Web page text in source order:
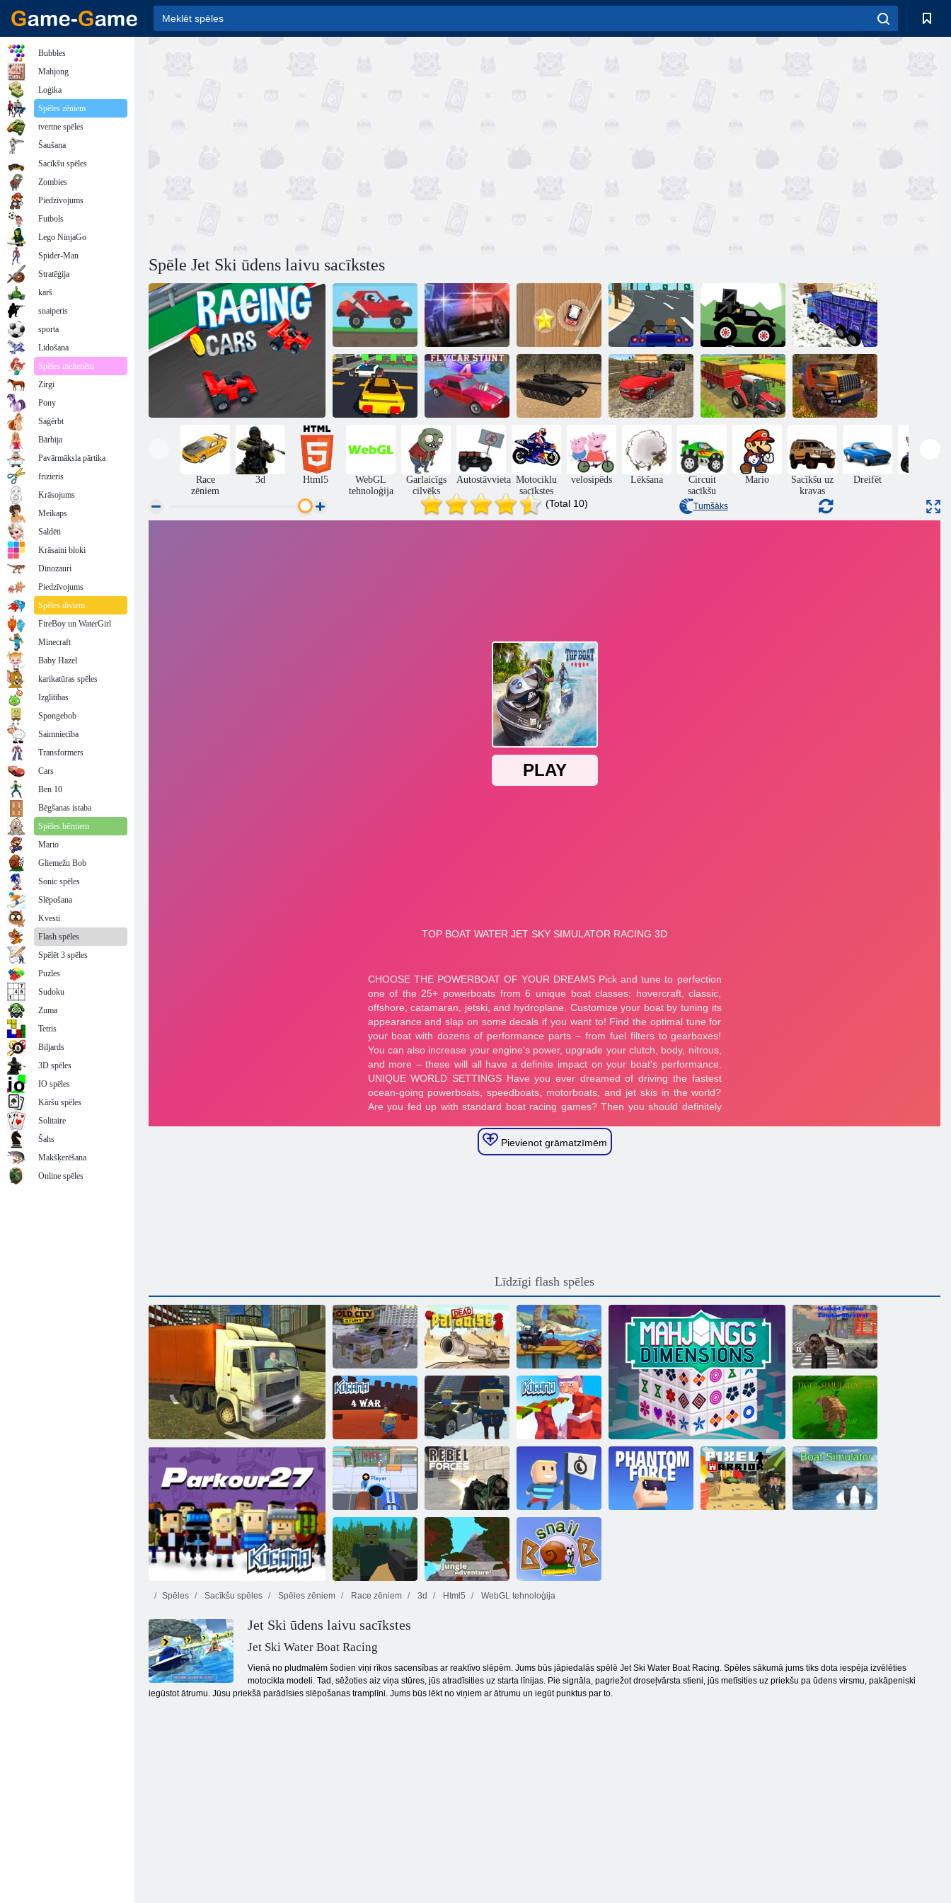
Spēle Jet Ski ūdens laivu sacīkstes
Augstas
sacīkstes 2
Vajāšana uz ielas
Mini sacīkšu
skriešanās
Slepkava Racer
Monster Truck
Meža Piegāde
Kravas
automašīna 18
Lego
Fly Car triks 4
Tvertnes
Īsta triku drifta
automašīnas
vadīšana 3d
Lauku
saimniecības
pilsēta
Bezceļu kravas
automašīnu
simulatora kalnā
kāpšana
Race
zēniem
3d Html5
WebGL
tehnoloģija
Garlaicīgs
cilvēks
Autostāvvieta Motociklu
sacīkstes
velosipēds Lēkšana
Circuit
sacīkšu
Mario
Sacīkšu uz
kravas
Dreifēt
(Total 10) Tumšāks
Pievienot grāmatzīmēm
Līdzīgi flash spēles
Īsts pilsētas kravas automašīnas simulators
Vecpilsētas triks Miris paradīze 3
Automašīna ēd
Car Sea
Adventure
Maskēts spēki:
Zombie Survival
Kogama: 4 karš
Kigama
slēpošanas lekt!
Kogama:
Ziemassvētku
parks
Tīģera
simulators 3D
Caurums. io
Nemiernieku
spēki
Kogama:
Sasniedziet
karogu
Pikseļu
izdzīvošana
Spēles Sacīkšu spēles Spēles zēniem Race zēniem 3d Html5 WebGL tehnoloģija
Jet Ski ūdens laivu sacīkstes
Jet Ski Water Boat Racing
Vienā no pludmalēm šodien viņi rīkos sacensības ar reaktīvo slēpēm. Jums būs jāpiedalās spēlē Jet Ski Water Boat Racing. Spēles sākumā jums tiks dota iespēja izvēlēties
motocikla modeli. Tad, sēžoties aiz viņa stūres, jūs atradīsities uz starta līnijas. Pie signāla, pagriežot droseļvārsta stieni, jūs metīsities uz priekšu pa ūdens virsmu, pakāpeniski
iegūstot ātrumu. Jūsu priekšā parādīsies slēpošanas tramplīni. Jums būs lēkt no viņiem ar ātrumu un iegūt punktus par to.
Bubbles
Mahjong
Loģika
Spēles zēniem
tvertne spēles
Šaušana
Sacīkšu spēles
Zombies
Piedzīvojums
Futbols
Lego NinjaGo
Spider-Man
Stratēģija
karš
snaiperis
sporta
Lidošana
Spēles meitenēm
Zirgi
Pony
Saģērbt
Bārbija
Pavārmāksla pārtika
frizieris
Krāsojums
Meikaps
Saldēti
Krāsaini bloki
Dinozauri
Piedzīvojums
Spēles diviem
FireBoy un WaterGirl
Minecraft
Baby Hazel
karikatūras spēles
Izglītības
Spongebob
Saimniecība
Transformers
Cars
Ben 10
Bēgšanas istaba
Spēles bērniem
Mario
Gliemežu Bob
Sonic spēles
Slēpošana
Kvesti
Flash spēles
Spēlēt 3 spēles
Puzles
Sudoku
Zuma
Tetris
Biljards
3D spēles
IO spēles
Kāršu spēles
Solitaire
Šahs
Makšķerēšana
Online spēles